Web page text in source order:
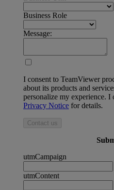
Business Role
Message:
I consent to TeamViewer
about its products and
personalize my experience.
Privacy Notice for details.
Contact us
utmCampaign
utmContent